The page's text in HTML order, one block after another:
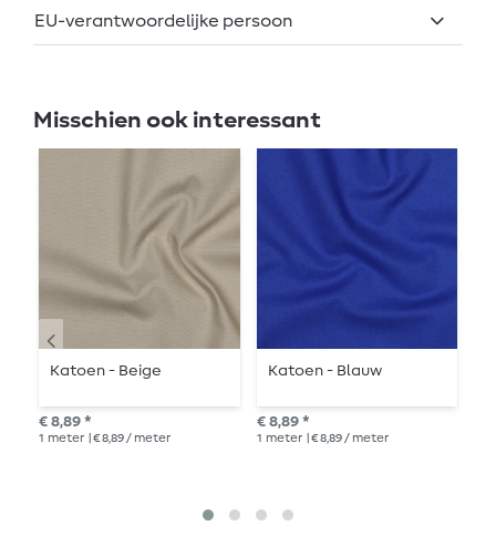
EU-verantwoordelijke persoon
Misschien ook interessant
Katoen - Beige
€ 8,89 *
1 meter | € 8,89 / meter
Katoen - Blauw
€ 8,89 *
1 meter | € 8,89 / meter